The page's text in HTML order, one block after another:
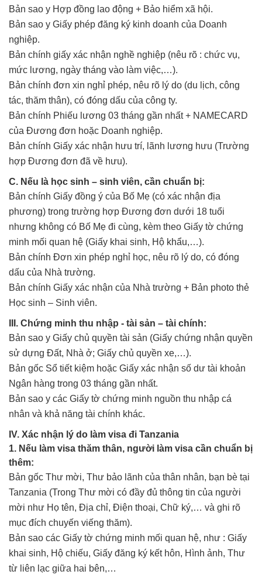
Bản sao y Hợp đồng lao động + Bảo hiểm xã hội.
Bản sao y Giấy phép đăng ký kinh doanh của Doanh
nghiệp.
Bản chính giấy xác nhận nghề nghiệp (nêu rõ : chức vụ,
mức lương, ngày tháng vào làm việc,…).
Bản chính đơn xin nghỉ phép, nêu rõ lý do (du lịch, công
tác, thăm thân), có đóng dấu của công ty.
Bản chính Phiếu lương 03 tháng gần nhất + NAMECARD
của Đương đơn hoặc Doanh nghiệp.
Bản chính Giấy xác nhận hưu trí, lãnh lương hưu (Trường
hợp Đương đơn đã về hưu).
C. Nếu là học sinh – sinh viên, cần chuẩn bị:
Bản chính Giấy đồng ý của Bố Mẹ (có xác nhận địa
phương) trong trường hợp Đương đơn dưới 18 tuổi
nhưng không có Bố Mẹ đi cùng, kèm theo Giấy tờ chứng
minh mối quan hệ (Giấy khai sinh, Hộ khẩu,…).
Bản chính Đơn xin phép nghỉ học, nêu rõ lý do, có đóng
dấu của Nhà trường.
Bản chính Giấy xác nhận của Nhà trường + Bản photo thẻ
Học sinh – Sinh viên.
III. Chứng minh thu nhập - tài sản – tài chính:
Bản sao y Giấy chủ quyền tài sản (Giấy chứng nhận quyền
sử dựng Đất, Nhà ở; Giấy chủ quyền xe,…).
Bản gốc Sổ tiết kiệm hoặc Giấy xác nhận số dư tài khoản
Ngân hàng trong 03 tháng gần nhất.
Bản sao y các Giấy tờ chứng minh nguồn thu nhập cá
nhân và khả năng tài chính khác.
IV. Xác nhận lý do làm visa đi Tanzania
1. Nếu làm visa thăm thân, người làm visa cần chuẩn bị
thêm:
Bản gốc Thư mời, Thư bảo lãnh của thân nhân, bạn bè tại
Tanzania (Trong Thư mời có đầy đủ thông tin của người
mời như Họ tên, Địa chỉ, Điện thoại, Chữ ký,… và ghi rõ
mục đích chuyến viếng thăm).
Bản sao các Giấy tờ chứng minh mối quan hệ, như : Giấy
khai sinh, Hộ chiếu, Giấy đăng ký kết hôn, Hình ảnh, Thư
từ liên lạc giữa hai bên,…